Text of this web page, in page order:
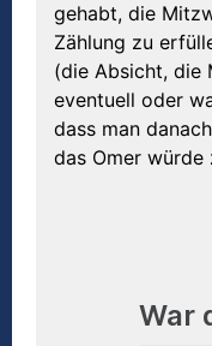
gehabt, die
Zählung zu
(die Absicht, die
eventuell oder
dass man
das Omer würde
War